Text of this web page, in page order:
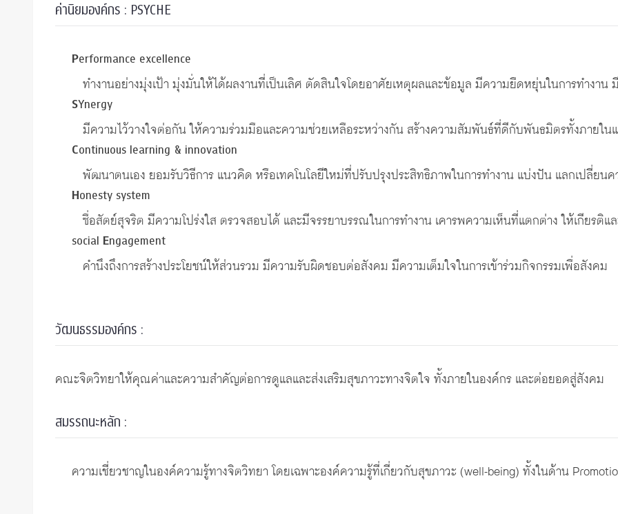
ค่านิยมองค์กร : PSYCHE
Performance excellence
ทำงานอย่างมุ่งเป้า มุ่งมั่นให้ได้ผลงานที่เป็นเลิศ ตัดสินใจโดยอาศัยเหตุผลและข้อมูล มีความยืดหยุ่นในการทำงาน
SYnergy
มีความไว้วางใจต่อกัน ให้ความร่วมมือและความช่วยเหลือระหว่างกัน สร้างความสัมพันธ์ที่ดีกับพันธมิตรทั้งภายใน
Continuous learning & innovation
พัฒนาตนเอง ยอมรับวิธีการ แนวคิด หรือเทคโนโลยีใหม่ที่ปรับปรุงประสิทธิภาพในการทำงาน แบ่งปัน แลกเปลี่ยน
Honesty system
ซื่อสัตย์สุจริต มีความโปร่งใส ตรวจสอบได้ และมีจรรยาบรรณในการทำงาน เคารพความเห็นที่แตกต่าง ให้เกียรติ
social Engagement
คำนึงถึงการสร้างประโยชน์ให้ส่วนรวม มีความรับผิดชอบต่อสังคม มีความเต็มใจในการเข้าร่วมกิจกรรมเพื่อสังคม
วัฒนธรรมองค์กร :
คณะจิตวิทยาให้คุณค่าและความสำคัญต่อการดูแลและส่งเสริมสุขภาวะทางจิตใจ ทั้งภายในองค์กร และต่อยอดสู่สังคม
สมรรถนะหลัก :
ความเชี่ยวชาญในองค์ความรู้ทางจิตวิทยา โดยเฉพาะองค์ความรู้ที่เกี่ยวกับสุขภาวะ (well-being) ทั้งในด้าน